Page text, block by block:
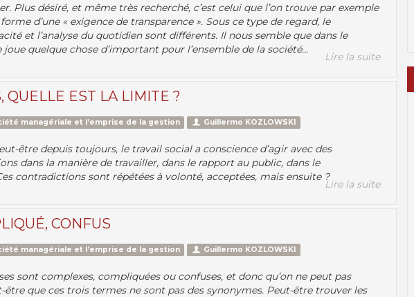
Plus désiré, et même très recherché, c’est celui que l’on trouve par exemple
d’une « exigence de transparence ». Sous ce type de regard, le
et l’analyse du quotidien sont différents. Il nous semble que dans le
quelque chose d’important pour l’ensemble de la société...
Lire la suite
QUELLE EST LA LIMITE ?
managériale et l’emprise de la gestion Guillermo KOZLOWSKI
être depuis toujours, le travail social a conscience d’agir avec des
dans la manière de travailler, dans le rapport au public, dans le
contradictions sont répétées à volonté, acceptées, mais ensuite ?
Lire la suite
CONFUS
managériale et l’emprise de la gestion Guillermo KOZLOWSKI
sont complexes, compliquées ou confuses, et donc qu’on ne peut pas
être que ces trois termes ne sont pas des synonymes. Peut-être trouver les